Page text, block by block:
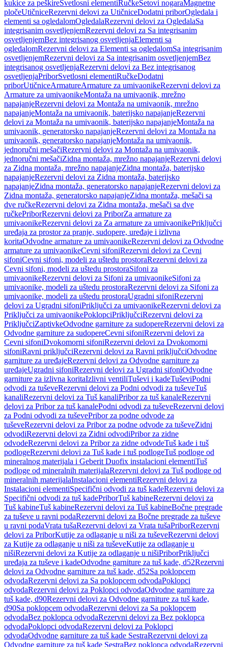
kukice za peškireSvetlosni elementiRučkeSetovi nogaraMagnetne
pločeUtičniceRezervni delovi za UtičniceDodatni priborOgledala i
elementi sa ogledalomOgledalaRezervni delovi za OgledalaSa
integrisanim osvetljenjemRezervni delovi za Sa integrisanim
osvetljenjemBez integrisanog osvetljenjaElementi sa
ogledalomRezervni delovi za Elementi sa ogledalomSa integrisanim
osvetljenjemRezervni delovi za Sa integrisanim osvetljenjemBez
integrisanog osvetljenjaRezervni delovi za Bez integrisanog
osvetljenjaPriborSvetlosni elementiRučkeDodatni
priborUtičniceArmatureArmature za umivaonikeRezervni delovi za
Armature za umivaonikeMontaža na umivaonik, mrežno
napajanjeRezervni delovi za Montaža na umivaonik, mrežno
napajanjeMontaža na umivaonik, baterijsko napajanjeRezervni
delovi za Montaža na umivaonik, baterijsko napajanjeMontaža na
umivaonik, generatorsko napajanjeRezervni delovi za Montaža na
umivaonik, generatorsko napajanjeMontaža na umivaonik,
jednoručni mešačiRezervni delovi za Montaža na umivaonik,
jednoručni mešačiZidna montaža, mrežno napajanjeRezervni delovi
za Zidna montaža, mrežno napajanjeZidna montaža, baterijsko
napajanjeRezervni delovi za Zidna montaža, baterijsko
napajanjeZidna montaža, generatorsko napajanjeRezervni delovi za
Zidna montaža, generatorsko napajanjeZidna montaža, mešači sa
dve ručkeRezervni delovi za Zidna montaža, mešači sa dve
ručkePriborRezervni delovi za PriborZa armature za
umivaonikeRezervni delovi za Za armature za umivaonikePriključci
uređaja za prostor za pranje, sudopere, uređaje i izlivna
koritaOdvodne armature za umivaonikeRezervni delovi za Odvodne
armature za umivaonikeCevni sifoniRezervni delovi za Cevni
sifoniCevni sifoni, modeli za uštedu prostoraRezervni delovi za
Cevni sifoni, modeli za uštedu prostoraSifoni za
umivaonikeRezervni delovi za Sifoni za umivaonikeSifoni za
umivaonike, modeli za uštedu prostoraRezervni delovi za Sifoni za
umivaonike, modeli za uštedu prostoraUgradni sifoniRezervni
delovi za Ugradni sifoniPriključci za umivaonikeRezervni delovi za
Priključci za umivaonikePoklopciPriključciRezervni delovi za
PriključciZaptivkeOdvodne garniture za sudopereRezervni delovi za
Odvodne garniture za sudopereCevni sifoniRezervni delovi za
Cevni sifoniDvokomorni sifoniRezervni delovi za Dvokomorni
sifoniRavni priključciRezervni delovi za Ravni priključciOdvodne
garniture za uređajeRezervni delovi za Odvodne garniture za
uređajeUgradni sifoniRezervni delovi za Ugradni sifoniOdvodne
garniture za izlivna koritaIzlivni ventiliTuševi i kadeTuševiPodni
odvodi za tuševeRezervni delovi za Podni odvodi za tuševeTuš
kanaliRezervni delovi za Tuš kanaliPribor za tuš kanaleRezervni
delovi za Pribor za tuš kanalePodni odvodi za tuševeRezervni delovi
za Podni odvodi za tuševePribor za podne odvode za
tuševeRezervni delovi za Pribor za podne odvode za tuševeZidni
odvodiRezervni delovi za Zidni odvodiPribor za zidne
odvodeRezervni delovi za Pribor za zidne odvodeTuš kade i tuš
podlogeRezervni delovi za Tuš kade i tuš podlogeTuš podloge od
mineralnog materijala i Geberit Duofix instalacioni elementiTuš
podloge od mineralnih materijalaRezervni delovi za Tuš podloge od
mineralnih materijalaInstalacioni elementiRezervni delovi za
Instalacioni elementiSpecifični odvodi za tuš kadeRezervni delovi za
Specifični odvodi za tuš kadePriborTuš kabineRezervni delovi za
Tuš kabineTuš kabineRezervni delovi za Tuš kabineBočne pregrade
za tuševe u ravni podaRezervni delovi za Bočne pregrade za tuševe
u ravni podaVrata tušaRezervni delovi za Vrata tušaPriborRezervni
delovi za PriborKutije za odlaganje u niši za tuševeRezervni delovi
za Kutije za odlaganje u niši za tuševeKutije za odlaganje u
nišiRezervni delovi za Kutije za odlaganje u nišiPriborPriključci
uređaja za tuševe i kadeOdvodne garniture za tuš kade, d52Rezervni
delovi za Odvodne garniture za tuš kade, d52Sa poklopcem
odvodaRezervni delovi za Sa poklopcem odvodaPoklopci
odvodaRezervni delovi za Poklopci odvodaOdvodne garniture za
tuš kade, d90Rezervni delovi za Odvodne garniture za tuš kade,
d90Sa poklopcem odvodaRezervni delovi za Sa poklopcem
odvodaBez poklopca odvodaRezervni delovi za Bez poklopca
odvodaPoklopci odvodaRezervni delovi za Poklopci
odvodaOdvodne garniture za tuš kade SestraRezervni delovi za
Odvodne garniture za tuš kade SestraBez poklopca odvodaRezervni